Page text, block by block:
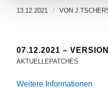
13.12.2021 / VON
07.12.2021 –
AKTUELLEPATCHES
Weitere Informationen